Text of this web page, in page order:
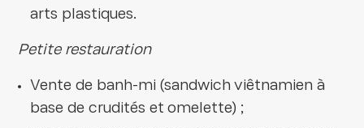
arts plastiques.
Petite restauration
Vente de banh-mi (sandwich viêtnamien à
base de crudités et omelette) ;